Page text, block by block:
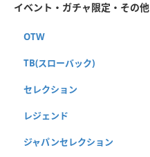
イベント・ガチャ限定・その他
OTW
TB(スローバック)
セレクション
レジェンド
ジャパンセレクション